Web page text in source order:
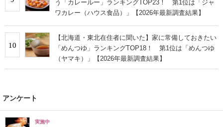
う「カレールー」ランキングTOP23！ 第1位は「ジャ
ワカレー（ハウス食品）」【2026年最新調査結果】
10
【北海道・東北在住者に聞いた】家に常備しておきたい
「めんつゆ」ランキングTOP18！ 第1位は「めんつゆ
（ヤマキ）」【2026年最新調査結果】
アンケート
実施中